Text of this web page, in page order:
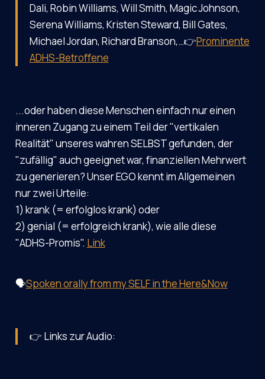
Dali, Robin Williams, Will Smith, Magic Johnson,
Serena Williams, Kristen Steward, Bill Gates,
Michael Jordan, Richard Branson,…👉Prominente
ADHS-Betroffene
...oder haben diese Menschen einfach nur einen
inneren Zugang zu einem Teil der "vertikalen
Realität" unseres wahren SELBST gefunden, der
"zufällig" auch geeignet war, finanziellen Mehrwert
zu generieren? Unser EGO kennt im Allgemeinen
nur zwei Urteile:
1) krank (= erfolglos krank) oder
2) genial (= erfolgreich krank), wie alle diese
"ADHS-Promis". Link
🗣️Spoken orally from my SELF in the Here&Now
👉 Links zur Audio: